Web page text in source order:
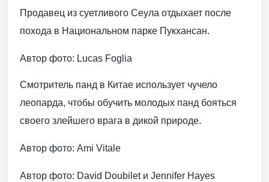
Продавец из суетливого Сеула отдыхает после
похода в Национальном парке Пукхансан.
Автор фото: Lucas Foglia
Смотритель панд в Китае использует чучело
леопарда, чтобы обучить молодых панд бояться
своего злейшего врага в дикой природе.
Автор фото: Ami Vitale
Автор фото: David Doubilet и Jennifer Hayes